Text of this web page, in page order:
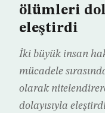
ölümleri
eleştirdi
İki büyük insan
mücadele
olarak
dolayısıyla